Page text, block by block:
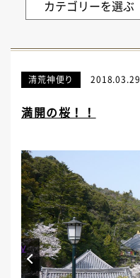
清荒神便り 2018.03.29
満開の桜！！
Prev